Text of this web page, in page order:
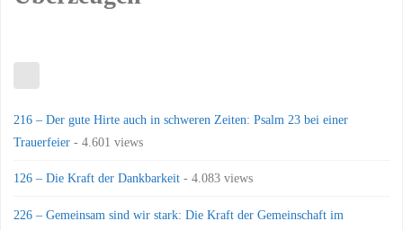
216 – Der gute Hirte auch in schweren Zeiten: Psalm 23 bei einer
Trauerfeier - 4.601 views
126 – Die Kraft der Dankbarkeit - 4.083 views
226 – Gemeinsam sind wir stark: Die Kraft der Gemeinschaft im